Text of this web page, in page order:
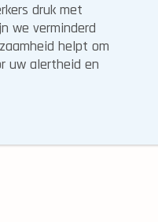
druk met
we verminderd
helpt om
uw alertheid en